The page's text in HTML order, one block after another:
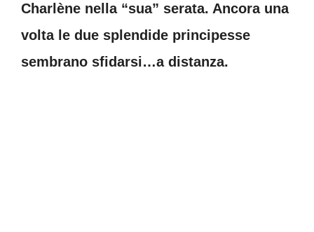
Charlène nella “sua” serata. Ancora una
volta le due splendide principesse
sembrano sfidarsi…a distanza.